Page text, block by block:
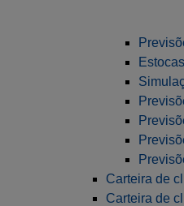
Carteira de
Carteira de